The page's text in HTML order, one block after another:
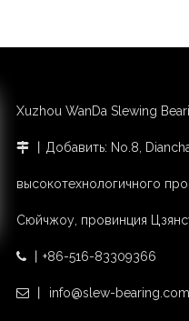
Xuzhou WanDa Slewing
 丨Добавить: No.8,
высокотехнологичного
Сюйчжоу, провинция
 丨+86-516-83309366
 丨 info@slew-bearing.com